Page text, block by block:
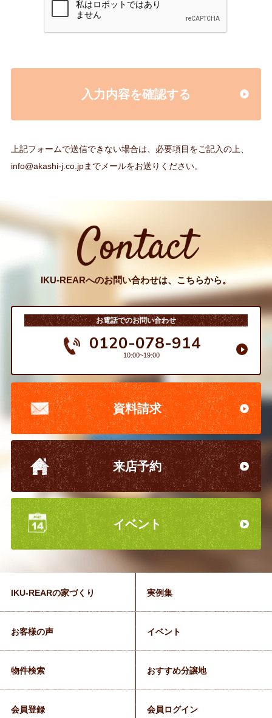
入力内容を確認する
上記フォームで送信できない場合は、必要項目をご記入の上、
info@akashi-j.co.jpまでメールをお送りください。
Contact
IKU-REARへのお問い合わせは、こちらから。
お電話でのお問い合わせ
0120-078-914
10:00~19:00
資料請求
来店予約
イベント
IKU-REARの家づくり 実例集
お客様の声 イベント
物件検索 おすすめ分譲地
会員登録 会員ログイン